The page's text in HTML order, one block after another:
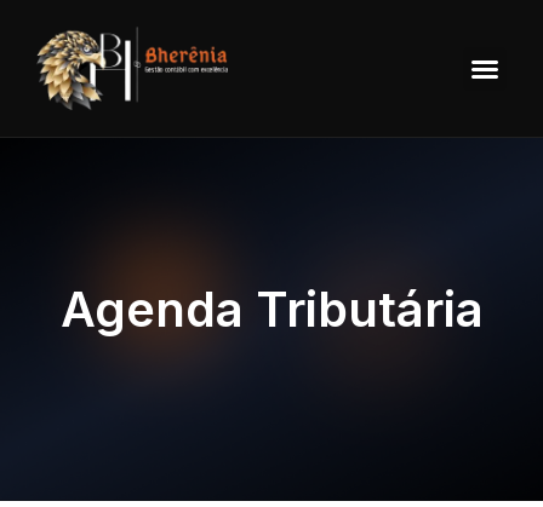
Agenda Tributária